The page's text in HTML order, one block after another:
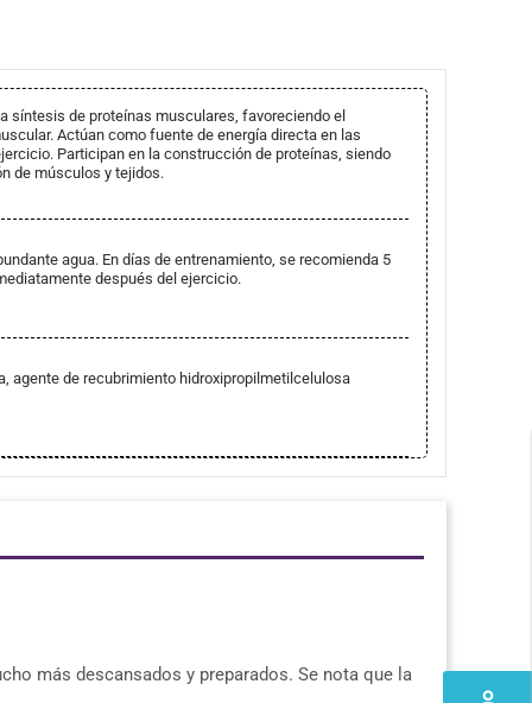
síntesis de proteínas musculares, favoreciendo el
Actúan como fuente de energía directa en las
Participan en la construcción de proteínas, siendo
de músculos y tejidos.
agua. En días de entrenamiento, se recomienda 5
después del ejercicio.
agente de recubrimiento hidroxipropilmetilcelulosa
más descansados y preparados. Se nota que la